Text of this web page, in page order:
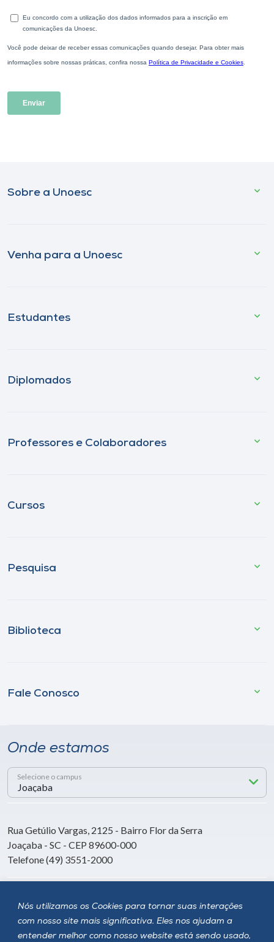
Nós utilizamos os Cookies para tornar suas interações
com nosso site mais significativa. Eles nos ajudam a
entender melhor como nosso website está sendo usado,
Sobre a Unoesc
Venha para a Unoesc
Estudantes
Diplomados
Professores e Colaboradores
Cursos
Pesquisa
Biblioteca
Fale Conosco
Onde estamos
Selecione o campus
Rua Getúlio Vargas, 2125 - Bairro Flor da Serra
Joaçaba - SC - CEP 89600-000
Telefone (49) 3551-2000
Siga a Unoesc